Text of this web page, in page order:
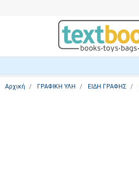
Αρχική ΓΡΑΦΙΚΗ ΥΛΗ ΕΙΔΗ ΓΡΑΦΗΣ